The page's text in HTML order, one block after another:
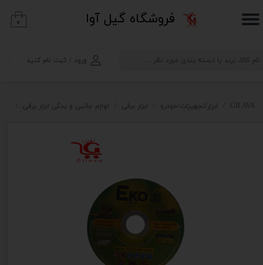
​فروشگاه گیل آوا
ورود ثبت نام کنید
حساب کاربری من
خروج از حساب کاربری
۰
GILAVA ابزار/تجهیزات/خودرو ابزار برقی لوازم جانبی و یدکی ابزار برقی